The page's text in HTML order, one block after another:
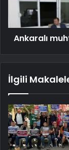
Ankaralı
İlgili